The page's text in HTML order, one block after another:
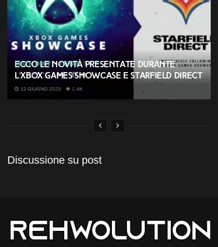
Ecco le novità presentate durante
l’Xbox Games Showcase e Starfield Direct
12 GIUGNO 2023 1.4K
Discussione su post